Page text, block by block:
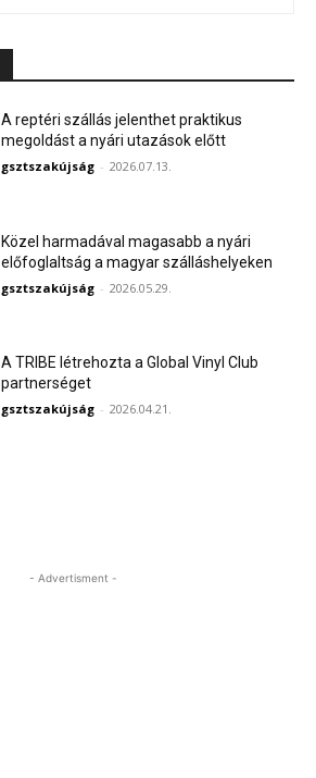
A reptéri szállás jelenthet praktikus
megoldást a nyári utazások előtt
gsztszakújság - 2026.07.13.
Közel harmadával magasabb a nyári
előfoglaltság a magyar szálláshelyeken
gsztszakújság - 2026.05.29.
A TRIBE létrehozta a Global Vinyl Club
partnerséget
gsztszakújság - 2026.04.21.
- Advertisment -